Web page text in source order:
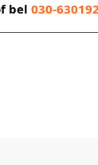
bel 030-